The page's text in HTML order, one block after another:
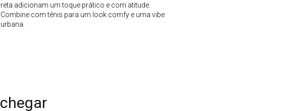
reta adicionam um toque prático e com atitude.
Combine com tênis para um look comfy e uma vibe
urbana.